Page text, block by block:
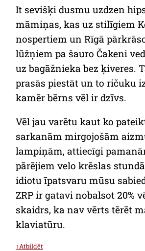
It sevišķi dusmu uzdzen
māmiņas, kas uz stilīgiem
nospertiem un Rīgā
lūžņiem pa šauro Čakeni
uz bagāžnieka bez ķiveres.
prasās piestāt un to ričuku
kamēr bērns vēl ir dzīvs.
Vēl jau varētu kaut ko
sarkanām mirgojošām
lampiņām, attiecīgi
pārējiem velo krēslas
idiotu īpatsvaru mūsu
ZRP ir gatavi nobalsot 20%
skaidrs, ka nav vērts tērēt
klaviatūru.
↑Atbildēt